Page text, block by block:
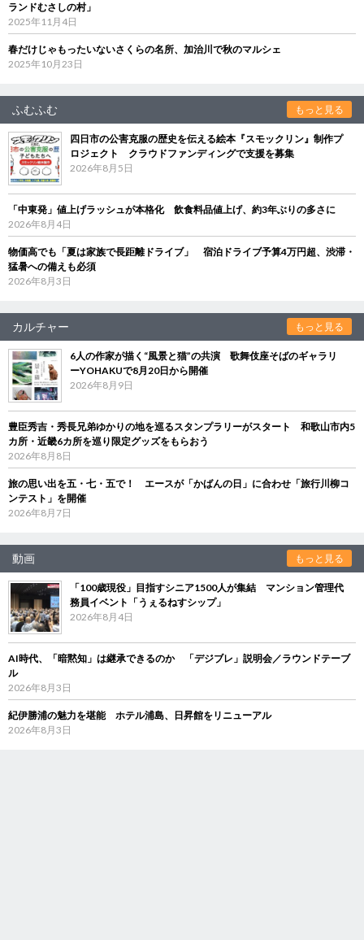
ランドむさしの村」
2025年11月4日
春だけじゃもったいないさくらの名所、加治川で秋のマルシェ
2025年10月23日
ふむふむ もっと見る
四日市の公害克服の歴史を伝える絵本『スモックリン』制作プ
ロジェクト クラウドファンディングで支援を募集
2026年8月5日
「中東発」値上げラッシュが本格化 飲食料品値上げ、約3年ぶりの多さに
2026年8月4日
物価高でも「夏は家族で長距離ドライブ」 宿泊ドライブ予算4万円超、渋滞・
猛暑への備えも必須
2026年8月3日
カルチャー もっと見る
6人の作家が描く“風景と猫”の共演 歌舞伎座そばのギャラリ
ーYOHAKUで8月20日から開催
2026年8月9日
豊臣秀吉・秀長兄弟ゆかりの地を巡るスタンプラリーがスタート 和歌山市内5
カ所・近畿6カ所を巡り限定グッズをもらおう
2026年8月8日
旅の思い出を五・七・五で！ エースが「かばんの日」に合わせ「旅行川柳コ
ンテスト」を開催
2026年8月7日
動画 もっと見る
「100歳現役」目指すシニア1500人が集結 マンション管理代
務員イベント「うぇるねすシップ」
2026年8月4日
AI時代、「暗黙知」は継承できるのか 「デジブレ」説明会／ラウンドテーブ
ル
2026年8月3日
紀伊勝浦の魅力を堪能 ホテル浦島、日昇館をリニューアル
2026年8月3日